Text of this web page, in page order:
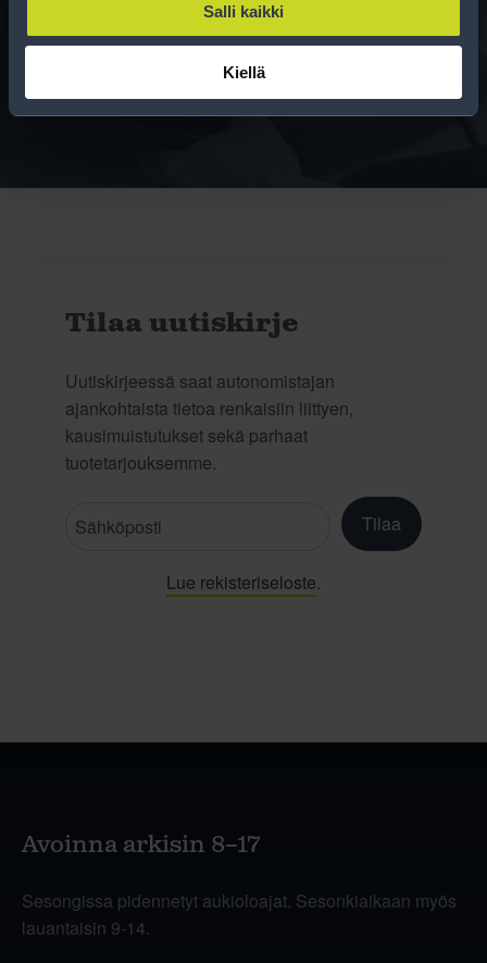
Salli kaikki
Kiellä
Rengasinfo
Tavallisen ihmisen tietoa merkinnöistä, renkaista ja
Tilaa uutiskirje
Uutiskirjeessä saat autonomistajan
ajankohtaista tietoa renkaisiin liittyen,
kausimuistutukset sekä parhaat
tuotetarjouksemme.
Tilaa
Lue rekisteriseloste.
Avoinna arkisin 8–17
Sesongissa pidennetyt aukioloajat. Sesonkiaikaan myös
lauantaisin 9-14.